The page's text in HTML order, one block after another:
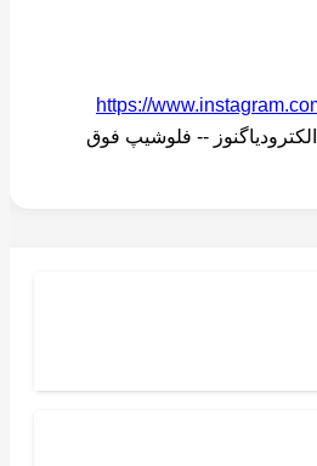
https://
-- فلوشیپ فوق